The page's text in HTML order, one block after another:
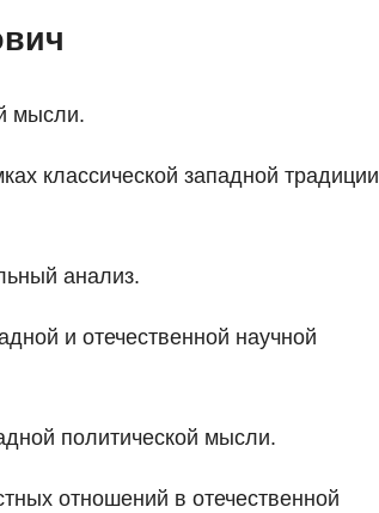
мысли.
классической западной традиции
анализ.
и отечественной научной
политической мысли.
отношений в отечественной